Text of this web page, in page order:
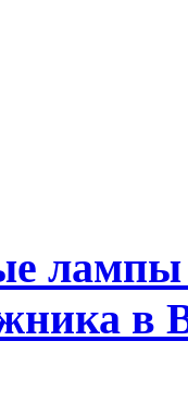
лампы
в